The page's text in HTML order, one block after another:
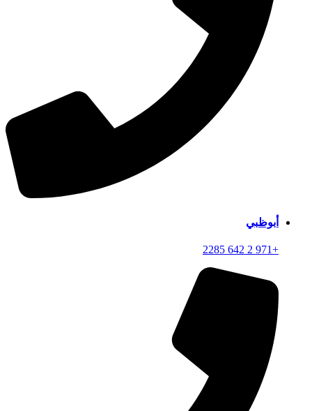
أبوظبي
+971 2 642 2285